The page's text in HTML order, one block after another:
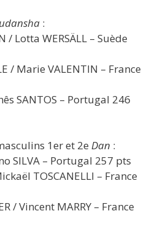
:
/ Lotta WERSÄLL – Suède
/ Marie VALENTIN – France
SANTOS – Portugal 246
1er et 2e Dan :
SILVA – Portugal 257 pts
TOSCANELLI – France
/ Vincent MARRY – France